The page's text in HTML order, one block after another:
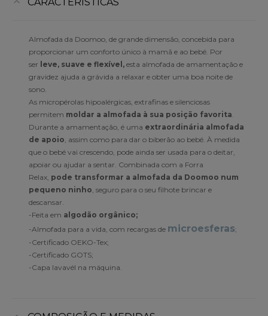
Almofada da Doomoo, de grande dimensão, concebida para
proporcionar um conforto único à mamã e ao bebé. Por
ser leve, suave e flexível, esta almofada de amamentação e
gravidez ajuda a grávida a relaxar e obter uma boa noite de
sono.
As micropérolas hipoalérgicas, extrafinas e silenciosas
permitem moldar a almofada à sua posição favorita.
Durante a amamentação, é uma extraordinária almofada
de apoio, assim como para dar o biberão ao bebé. À medida
que o bebé vai crescendo, pode ainda ser usada para o deitar,
apoiar ou ajudar a sentar. Combinada com a Forra
Relax, pode transformar a almofada da Doomoo num
pequeno ninho, seguro para o seu filhote brincar e
descansar.
-Feita em algodão orgânico;
-Almofada para a vida, com recargas de microesferas;
-Certificado OEKO-Tex;
-Certificado GOTS;
-Capa lavavél na máquina.